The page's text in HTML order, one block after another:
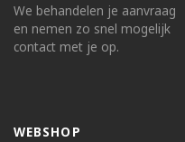
We behandelen je aanvraag
en nemen zo snel mogelijk
contact met je op.
WEBSHOP